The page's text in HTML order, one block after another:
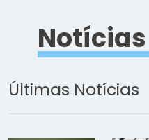
Últimas Notícias